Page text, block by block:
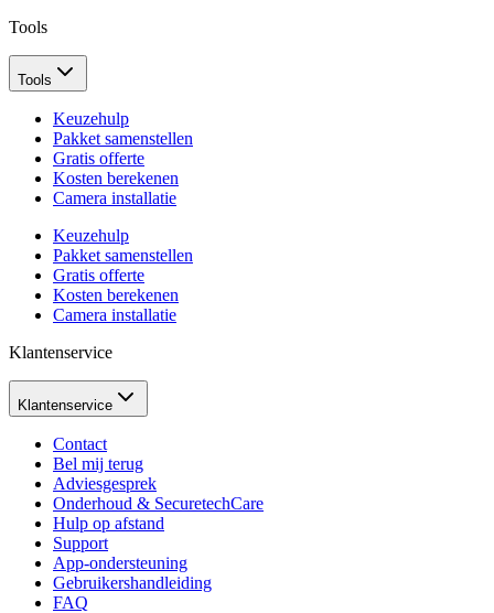
Tools
Tools
Keuzehulp
Pakket samenstellen
Gratis offerte
Kosten berekenen
Camera installatie
Keuzehulp
Pakket samenstellen
Gratis offerte
Kosten berekenen
Camera installatie
Klantenservice
Klantenservice
Contact
Bel mij terug
Adviesgesprek
Onderhoud & SecuretechCare
Hulp op afstand
Support
App-ondersteuning
Gebruikershandleiding
FAQ